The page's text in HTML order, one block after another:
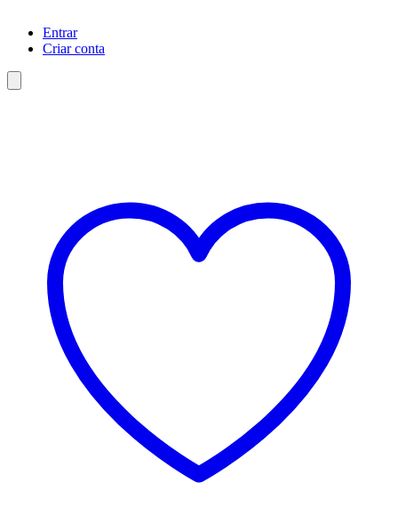
Entrar
Criar conta